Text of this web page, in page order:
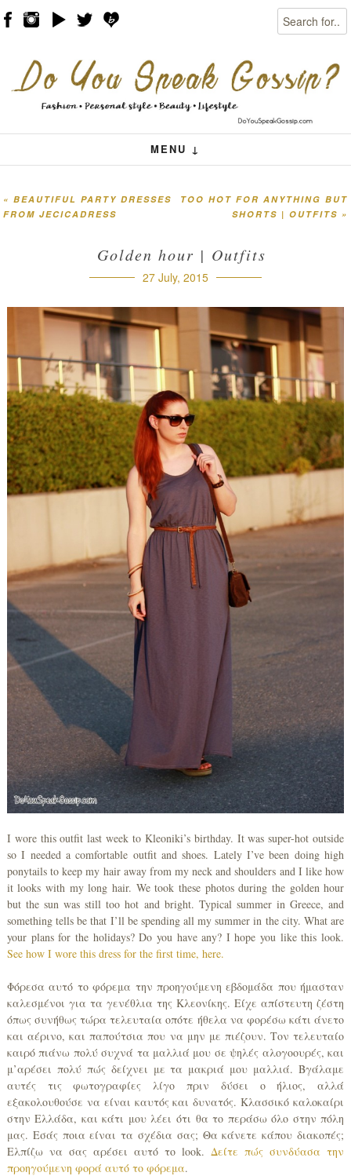
Search
MENU ↓
Menu
Skip to content
Post navigation
TOO HOT FOR ANYTHING BUT
SHORTS | OUTFITS »
« BEAUTIFUL PARTY DRESSES
FROM JECICADRESS
Golden hour | Outfits
27 July, 2015
I wore this outfit last week to Kleoniki’s birthday. It was super-hot outside
so I needed a comfortable outfit and shoes. Lately I’ve been doing high
ponytails to keep my hair away from my neck and shoulders and I like how
it looks with my long hair. We took these photos during the golden hour
but the sun was still too hot and bright. Typical summer in Greece, and
something tells be that I’ll be spending all my summer in the city. What are
your plans for the holidays? Do you have any? I hope you like this look.
See how I wore this dress for the first time, here.
Φόρεσα αυτό το φόρεμα την προηγούμενη εβδομάδα που ήμασταν
καλεσμένοι για τα γενέθλια της Κλεονίκης. Είχε απίστευτη ζέστη
όπως συνήθως τώρα τελευταία οπότε ήθελα να φορέσω κάτι άνετο
και αέρινο, και παπούτσια που να μην με πιέζουν. Τον τελευταίο
καιρό πιάνω πολύ συχνά τα μαλλιά μου σε ψηλές αλογοουρές, και
μ’αρέσει πολύ πώς δείχνει με τα μακριά μου μαλλιά. Βγάλαμε
αυτές τις φωτογραφίες λίγο πριν δύσει ο ήλιος, αλλά
εξακολουθούσε να είναι καυτός και δυνατός. Κλασσικό καλοκαίρι
στην Ελλάδα, και κάτι μου λέει ότι θα το περάσω όλο στην πόλη
μας. Εσάς ποια είναι τα σχέδια σας; Θα κάνετε κάπου διακοπές;
Ελπίζω να σας αρέσει αυτό το look.Δείτε πώς συνδύασα την
προηγούμενη φορά αυτό το φόρεμα.